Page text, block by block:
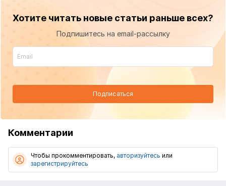
Хотите читать новые статьи раньше всех?
Подпишитесь на email-рассылку
Подписаться
Комментарии
Чтобы прокомментировать, авторизуйтесь или
зарегистрируйтесь